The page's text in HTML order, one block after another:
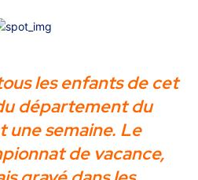
les enfants de cet
département du
une semaine. Le
de vacance,